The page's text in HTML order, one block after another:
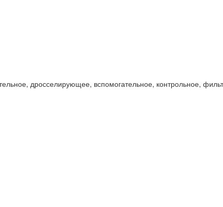
дросселирующее, вспомогательное, контрольное,